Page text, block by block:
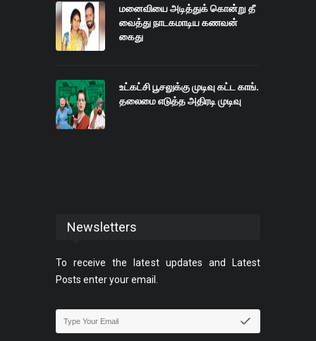
மனைவியை அடித்துக் கொன்று தீ
வைத்து நாடகமாடிய கணவன்
கைது
உட்கட்சி பூசலுக்கு முடிவு கட்ட காங்.
தலைமை எடுத்த அதிரடி முடிவு
Newsletters
To receive the latest updates and Latest
Posts enter your email.